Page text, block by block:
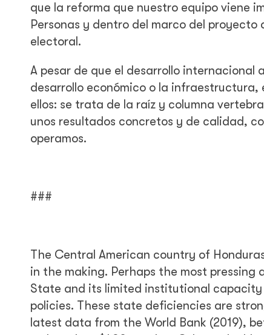
que la reforma que nuestro equipo viene
Personas y dentro del marco del
electoral.
A pesar de que el desarrollo internacional
desarrollo económico o la infraestructura,
ellos: se trata de la raíz y columna
unos resultados concretos y de calidad,
operamos.
###
The Central American country of
in the making. Perhaps the most
State and its limited institutional
policies. These state deficiencies are
latest data from the World Bank (2019),